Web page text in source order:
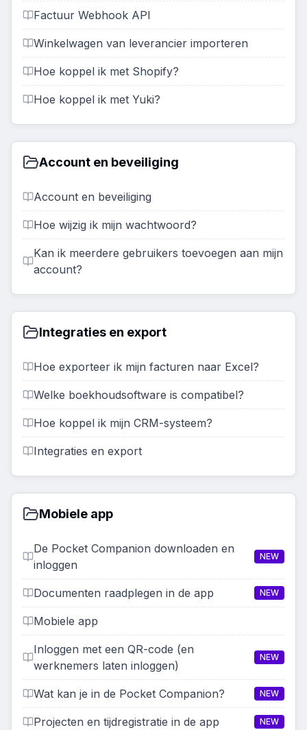
Factuur Webhook API
Winkelwagen van leverancier importeren
Hoe koppel ik met Shopify?
Hoe koppel ik met Yuki?
Account en beveiliging
Account en beveiliging
Hoe wijzig ik mijn wachtwoord?
Kan ik meerdere gebruikers toevoegen aan mijn
account?
Integraties en export
Hoe exporteer ik mijn facturen naar Excel?
Welke boekhoudsoftware is compatibel?
Hoe koppel ik mijn CRM-systeem?
Integraties en export
Mobiele app
De Pocket Companion downloaden en
inloggen
NEW
Documenten raadplegen in de app NEW
Mobiele app
Inloggen met een QR-code (en
werknemers laten inloggen)
NEW
Wat kan je in de Pocket Companion? NEW
Projecten en tijdregistratie in de app NEW